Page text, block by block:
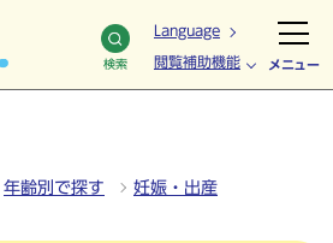
メニュー
検索
Language
閲覧補助機能
年齢別で探す 妊娠・出産